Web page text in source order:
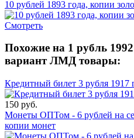
10 рублей 1893 года, копии
Смотреть
Похожие на 1 рубль
вариант ЛМД товары:
Кредитный билет 3 рубля 1917
150 руб.
Монеты ОПТом - 6 рублей на
копии монет